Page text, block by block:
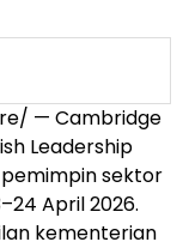
— Cambridge
Leadership
sektor
April 2026.
kementerian